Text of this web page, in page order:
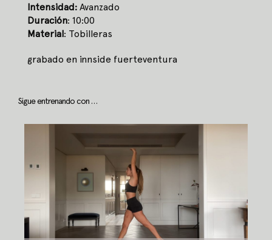
Intensidad: Avanzado
Duración: 10:00
Material: Tobilleras
grabado en innside fuerteventura
Sigue entrenando con …